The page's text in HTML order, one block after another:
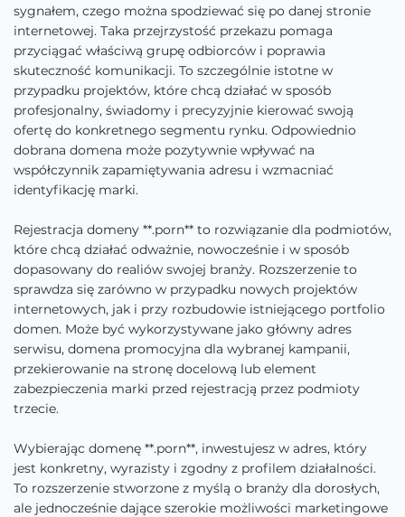
sygnałem, czego można spodziewać się po danej stronie
internetowej. Taka przejrzystość przekazu pomaga
przyciągać właściwą grupę odbiorców i poprawia
skuteczność komunikacji. To szczególnie istotne w
przypadku projektów, które chcą działać w sposób
profesjonalny, świadomy i precyzyjnie kierować swoją
ofertę do konkretnego segmentu rynku. Odpowiednio
dobrana domena może pozytywnie wpływać na
współczynnik zapamiętywania adresu i wzmacniać
identyfikację marki.
Rejestracja domeny **.porn** to rozwiązanie dla podmiotów,
które chcą działać odważnie, nowocześnie i w sposób
dopasowany do realiów swojej branży. Rozszerzenie to
sprawdza się zarówno w przypadku nowych projektów
internetowych, jak i przy rozbudowie istniejącego portfolio
domen. Może być wykorzystywane jako główny adres
serwisu, domena promocyjna dla wybranej kampanii,
przekierowanie na stronę docelową lub element
zabezpieczenia marki przed rejestracją przez podmioty
trzecie.
Wybierając domenę **.porn**, inwestujesz w adres, który
jest konkretny, wyrazisty i zgodny z profilem działalności.
To rozszerzenie stworzone z myślą o branży dla dorosłych,
ale jednocześnie dające szerokie możliwości marketingowe